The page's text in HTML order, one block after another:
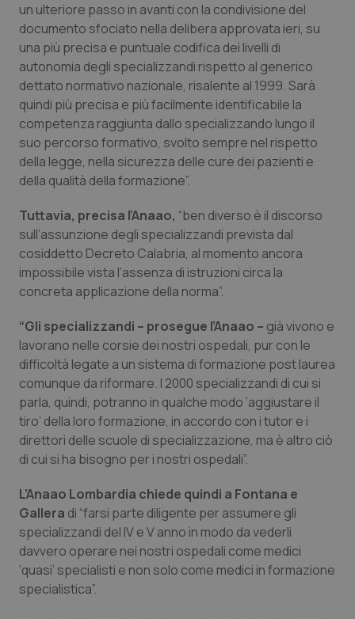
Piemonte
Provincia Autonoma di Bolzano
Provincia Autonoma di Trento
Puglia
Sardegna
Sicilia
Toscana
Valle D’Aosta
Veneto
HIV
Infezioni & Febbre
Ipertensione & Scompenso
Malattie rare
Malattia di Crohn & Rettocolite Ulcerosa
Neuroscienze & patologie neurodegenerative
Obesità
Oncodermatologia
Oncoematologia
Oncologia & Nutrizione
Quotidiano Cardiologia
Quotidiano Chirurgia
un ulteriore passo in avanti con la condivisione del
documento sfociato nella delibera approvata ieri, su
una più precisa e puntuale codifica dei livelli di
autonomia degli specializzandi rispetto al generico
dettato normativo nazionale, risalente al 1999. Sarà
quindi più precisa e più facilmente identificabile la
competenza raggiunta dallo specializzando lungo il
suo percorso formativo, svolto sempre nel rispetto
della legge, nella sicurezza delle cure dei pazienti e
della qualità della formazione”.
Tuttavia, precisa l’Anaao, “ben diverso è il discorso
sull’assunzione degli specializzandi prevista dal
cosiddetto Decreto Calabria, al momento ancora
impossibile vista l’assenza di istruzioni circa la
concreta applicazione della norma”.
“Gli specializzandi – prosegue l’Anaao – già vivono e
lavorano nelle corsie dei nostri ospedali, pur con le
difficoltà legate a un sistema di formazione post laurea
comunque da riformare. I 2000 specializzandi di cui si
parla, quindi, potranno in qualche modo ‘aggiustare il
tiro’ della loro formazione, in accordo con i tutor e i
direttori delle scuole di specializzazione, ma è altro ciò
di cui si ha bisogno per i nostri ospedali”.
L’Anaao Lombardia chiede quindi a Fontana e
Gallera di “farsi parte diligente per assumere gli
specializzandi del IV e V anno in modo da vederli
davvero operare nei nostri ospedali come medici
‘quasi’ specialisti e non solo come medici in formazione
specialistica”.